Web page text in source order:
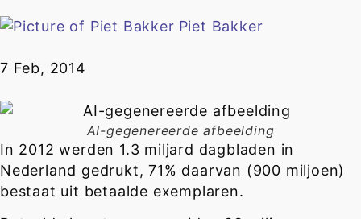
Piet Bakker
7 Feb, 2014
AI-gegenereerde afbeelding
In 2012 werden 1.3 miljard dagbladen in
Nederland gedrukt, 71% daarvan (900 miljoen)
bestaat uit betaalde exemplaren.